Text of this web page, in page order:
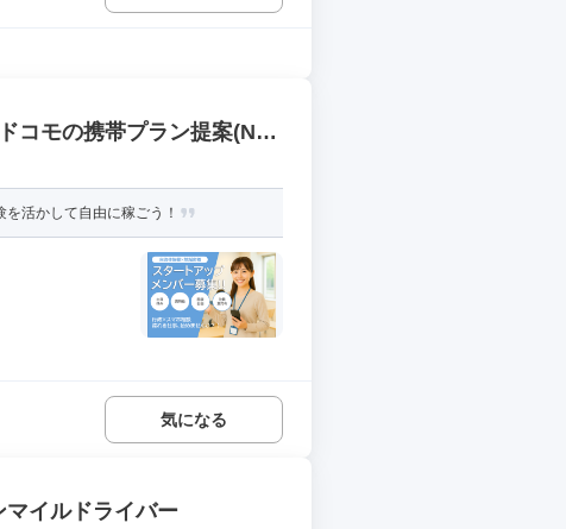
コモの携帯プラン提案(ND
活かして自由に稼ごう！
気になる
マイルドライバー